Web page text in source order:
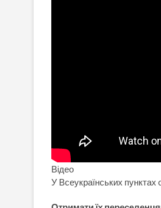
Відео
У Всеукраїнських